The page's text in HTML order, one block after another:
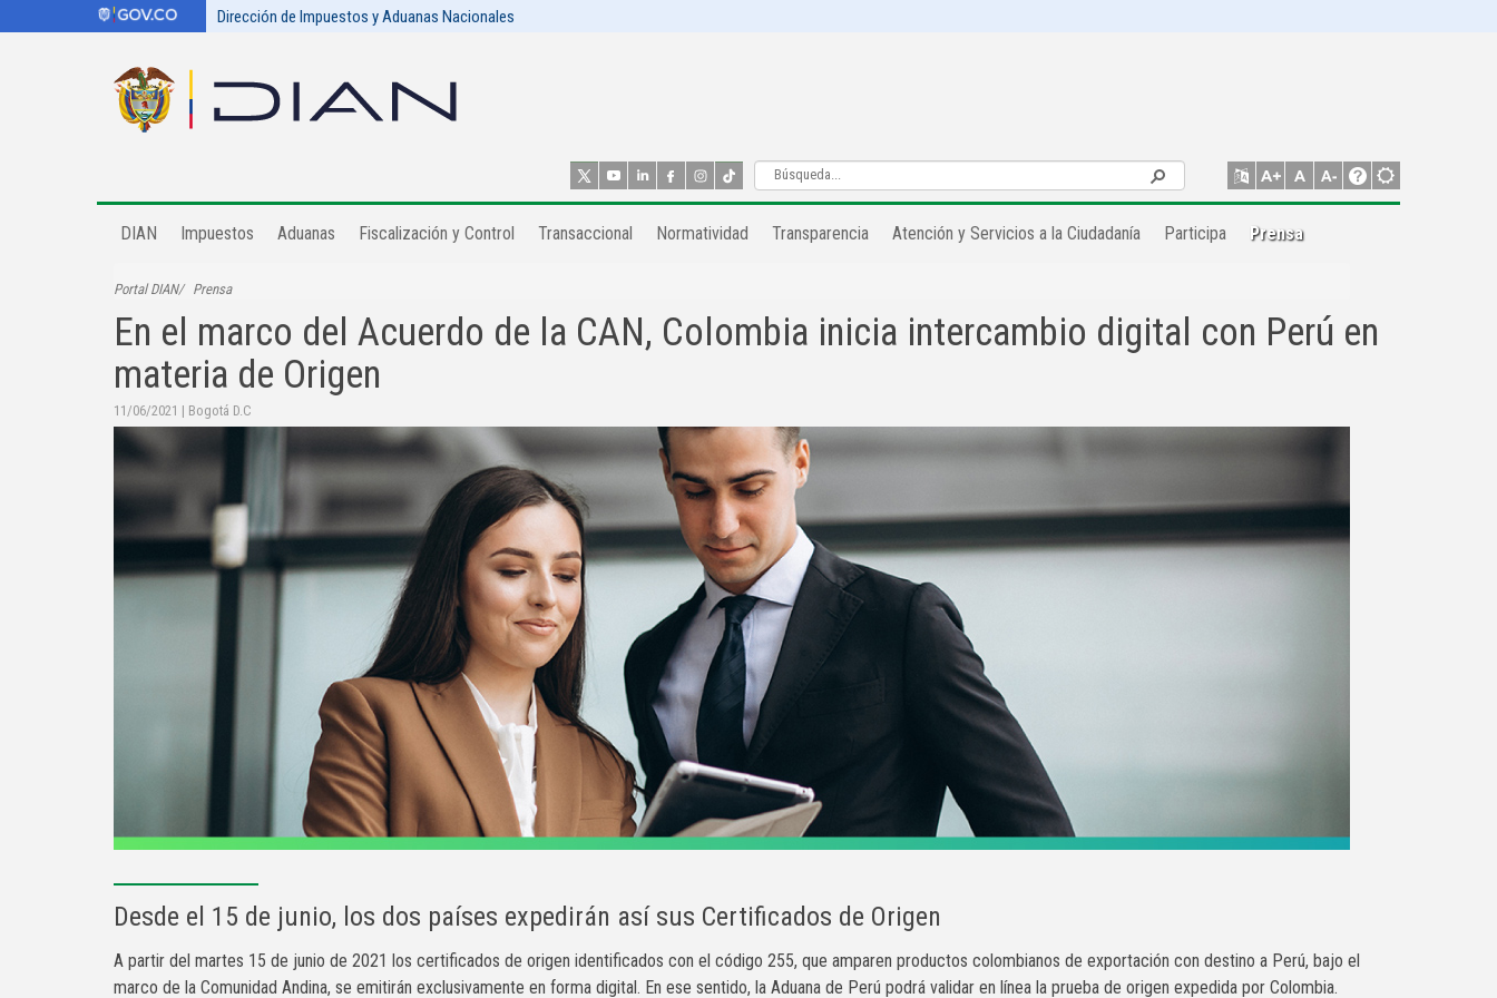
Dirección de Impuestos y Aduanas Nacionales
DIAN Impuestos Aduanas Fiscalización y Control​ Transaccional Normatividad Transparencia Atención y Servicios a la Ciudadanía Participa Prensa
Portal DIAN Prensa
En el marco del Acuerdo de la CAN, Colombia inicia intercambio digital con Perú en
materia de Origen
11/06/2021 | Bogotá D.C
​Desde el 15 de junio, los dos países expedirán así sus Certificados de Origen
A partir del martes 15 de junio de 2021 los certificados de origen identificados con el código 255, que amparen productos colombianos de exportación con destino a Perú, bajo el
marco de la Comunidad Andina, se emitirán exclusivamente en forma digital. En ese sentido, la Aduana de Perú podrá validar en línea la prueba de origen expedida por Colombia.